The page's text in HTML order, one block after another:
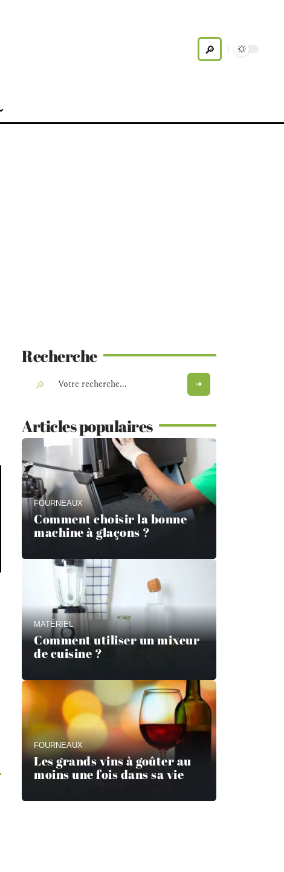
Recherche
Articles populaires
FOURNEAUX
Comment choisir la bonne
machine à glaçons ?
MATÉRIEL
Comment utiliser un mixeur
de cuisine ?
FOURNEAUX
Les grands vins à goûter au
moins une fois dans sa vie